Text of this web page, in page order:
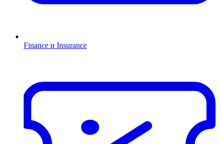
Finance и Insurance